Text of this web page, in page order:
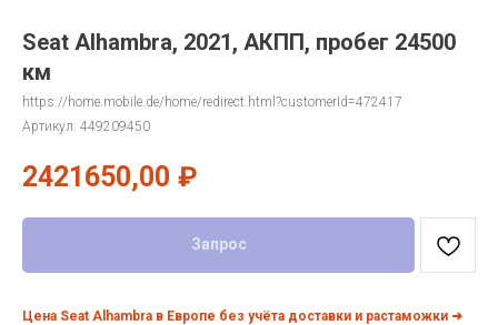
Seat Alhambra, 2021, АКПП, пробег 24500
км
https://home.mobile.de/home/redirect.html?customerId=472417
Артикул: 449209450
2421650,00 ₽
Запрос
Цена Seat Alhambra в Европе без учёта доставки и растаможки ➜